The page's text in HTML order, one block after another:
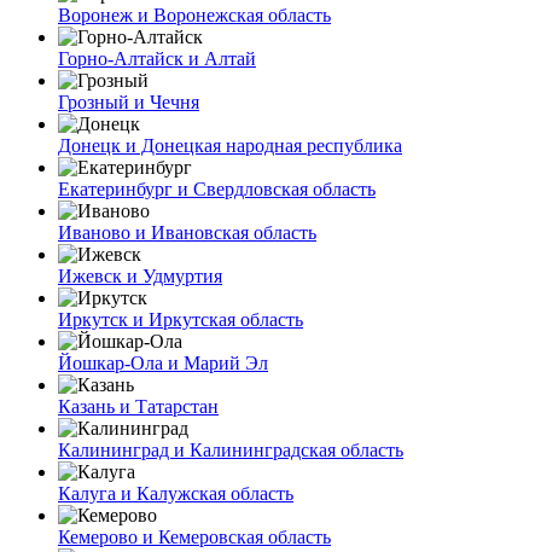
Воронеж и Воронежская область
Горно-Алтайск и Алтай
Грозный и Чечня
Донецк и Донецкая народная республика
Екатеринбург и Свердловская область
Иваново и Ивановская область
Ижевск и Удмуртия
Иркутск и Иркутская область
Йошкар-Ола и Марий Эл
Казань и Татарстан
Калининград и Калининградская область
Калуга и Калужская область
Кемерово и Кемеровская область